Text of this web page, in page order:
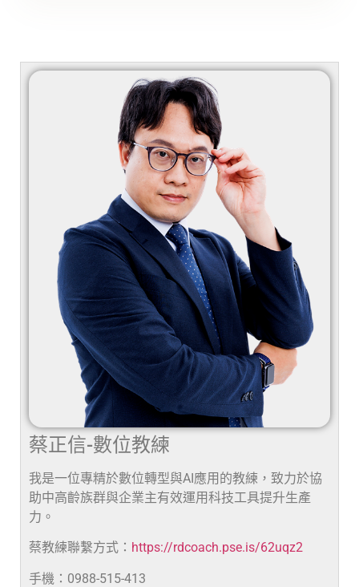
蔡正信-數位教練
我是一位專精於數位轉型與AI應用的教練，致力於協
助中高齡族群與企業主有效運用科技工具提升生產
力。
蔡教練聯繫方式： https://rdcoach.pse.is/62uqz2
手機：0988-515-413